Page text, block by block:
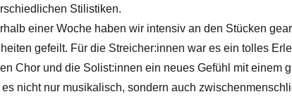
Stilistiken.
einer Woche haben wir intensiv an den Stücken
gefeilt. Für die Streicher:innen war es ein tolles
Chor und die Solist:innen ein neues Gefühl mit einem
es nicht nur musikalisch, sondern auch